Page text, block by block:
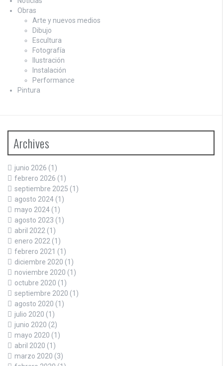
Obras
Arte y nuevos medios
Dibujo
Escultura
Fotografía
Ilustración
Instalación
Performance
Pintura
Archives
junio 2026 (1)
febrero 2026 (1)
septiembre 2025 (1)
agosto 2024 (1)
mayo 2024 (1)
agosto 2023 (1)
abril 2022 (1)
enero 2022 (1)
febrero 2021 (1)
diciembre 2020 (1)
noviembre 2020 (1)
octubre 2020 (1)
septiembre 2020 (1)
agosto 2020 (1)
julio 2020 (1)
junio 2020 (2)
mayo 2020 (1)
abril 2020 (1)
marzo 2020 (3)